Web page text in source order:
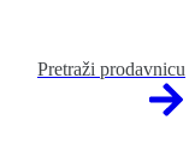
Pretraži prodavnicu